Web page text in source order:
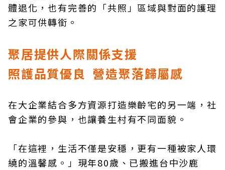
體退化，也有完善的「共照」區域與對面的護理
之家可供轉銜。
聚居提供人際關係支援
照護品質優良 營造聚落歸屬感
在大企業結合多方資源打造樂齡宅的另一端，社
會企業的參與，也讓養生村有不同面貌。
「在這裡，生活不僅是安穩，更有一種被家人環
繞的溫馨感。」現年80歲、已搬進台中沙鹿